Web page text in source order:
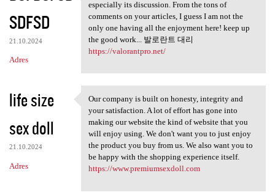
SDFSD
21.10.2024
Adres
especially its discussion. From the tons of
comments on your articles, I guess I am not the
only one having all the enjoyment here! keep up
the good work... 발로란트 대리
https://valorantpro.net/
life size
sex doll
21.10.2024
Adres
Our company is built on
Our company is built on honesty, integrity and
your satisfaction. A lot of effort has gone into
making our website the kind of website that you
will enjoy using. We don't want you to just enjoy
the product you buy from us. We also want you to
be happy with the shopping experience itself.
https://www.premiumsexdoll.com